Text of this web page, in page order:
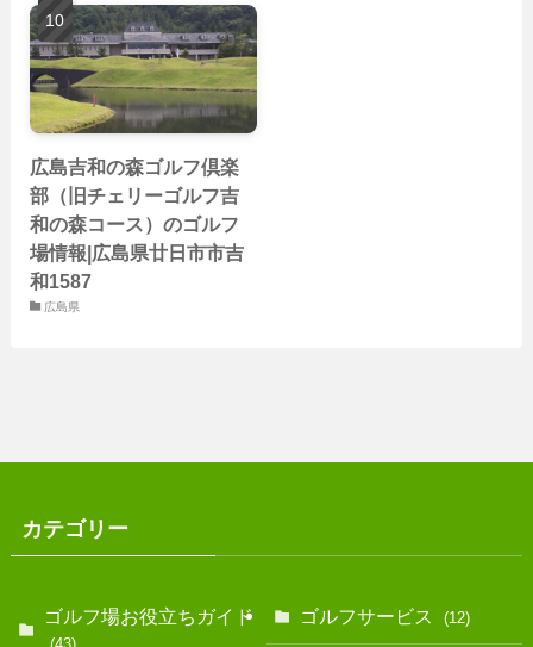
広島吉和の森ゴルフ倶楽
部（旧チェリーゴルフ吉
和の森コース）のゴルフ
場情報|広島県廿日市市吉
和1587
広島県
カテゴリー
ゴルフ場お役立ちガイド ゴルフサービス (12)